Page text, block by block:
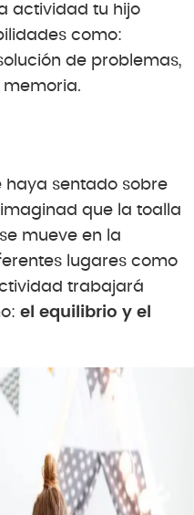
actividad tu hijo
como:
de problemas,
memoria.
haya sentado sobre
que la toalla
mueve en la
lugares como
trabajará
el equilibrio y el